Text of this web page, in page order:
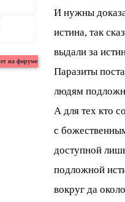
И нужны
истина, так
выдали за
Паразиты
людям
А для тех кто
с
доступной
подложной
вокруг да